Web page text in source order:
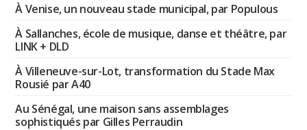
À Venise, un nouveau stade municipal, par Populous
À Sallanches, école de musique, danse et théâtre, par
LINK + DLD
À Villeneuve-sur-Lot, transformation du Stade Max
Rousié par A40
Au Sénégal, une maison sans assemblages
sophistiqués par Gilles Perraudin